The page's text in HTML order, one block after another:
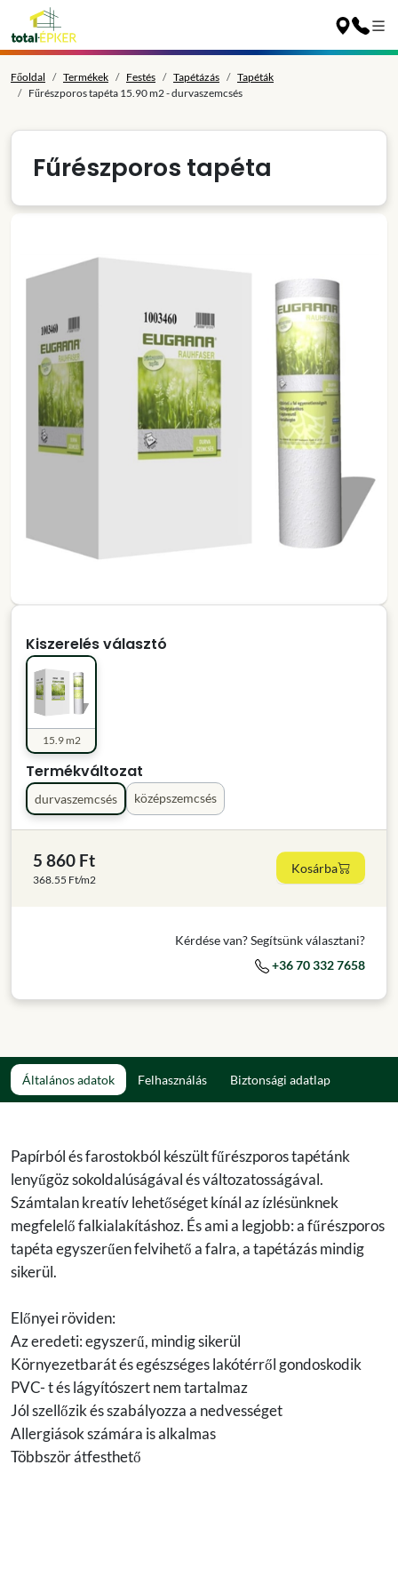
Főoldal Termékek Festés Tapétázás
Tapéták
Fűrészporos tapéta 15.90 m2 - durvaszemcsés
Fűrészporos tapéta
Kiszerelés választó
15.9 m2
Termékváltozat
durvaszemcsés középszemcsés
5 860 Ft
368.55 Ft/m2
Kosárba
Kérdése van? Segítsünk választani?
+36 70 332 7658
Általános adatok Felhasználás Biztonsági adatlap
Papírból és farostokból készült fűrészporos tapétánk
lenyűgöz sokoldalúságával és változatosságával.
Számtalan kreatív lehetőséget kínál az ízlésünknek
megfelelő falkialakításhoz. És ami a legjobb: a fűrészporos
tapéta egyszerűen felvihető a falra, a tapétázás mindig
sikerül.
Előnyei röviden:
Az eredeti: egyszerű, mindig sikerül
Környezetbarát és egészséges lakótérről gondoskodik
PVC- t és lágyítószert nem tartalmaz
Jól szellőzik és szabályozza a nedvességet
Allergiások számára is alkalmas
Többször átfesthető